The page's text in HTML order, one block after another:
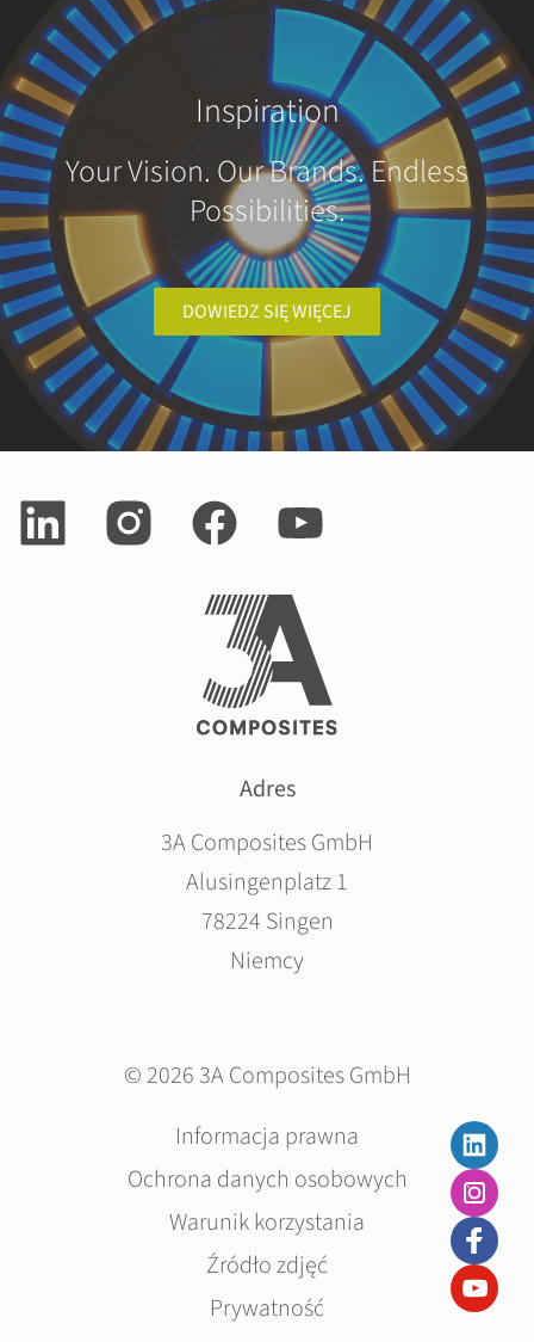
Inspiration
Your Vision. Our Brands. Endless
Possibilities.
DOWIEDZ SIĘ WIĘCEJ
Adres
3A Composites GmbH
Alusingenplatz 1
78224 Singen
Niemcy
© 2026 3A Composites GmbH
nawigacje
Informacja prawna
Ochrona danych osobowych
Warunik korzystania
Źródło zdjęć
Prywatność